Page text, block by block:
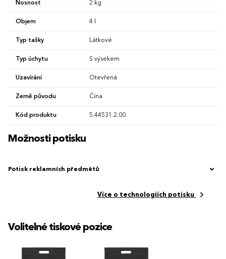
Nosnost 2 kg
Objem 4 l
Typ tašky Látkové
Typ úchytu S výsekem
Uzavírání Otevřená
Země původu Čína
Kód produktu 5.44531.2.00
Možnosti potisku
Potisk reklamních předmětů
Více o technologiích potisku
Volitelné tiskové pozice